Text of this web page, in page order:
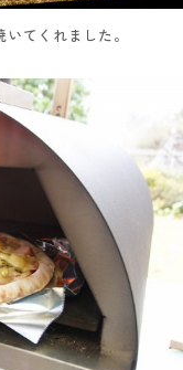
てくれました。